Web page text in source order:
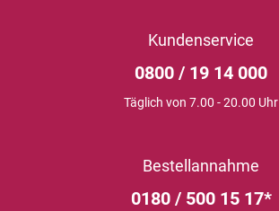
Kundenservice
0800 / 19 14 000
Täglich von 7.00 - 20.00 Uhr
Bestellannahme
0180 / 500 15 17*